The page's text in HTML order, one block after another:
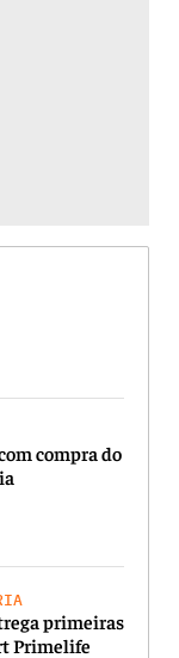
compra do
primeiras
Primelife